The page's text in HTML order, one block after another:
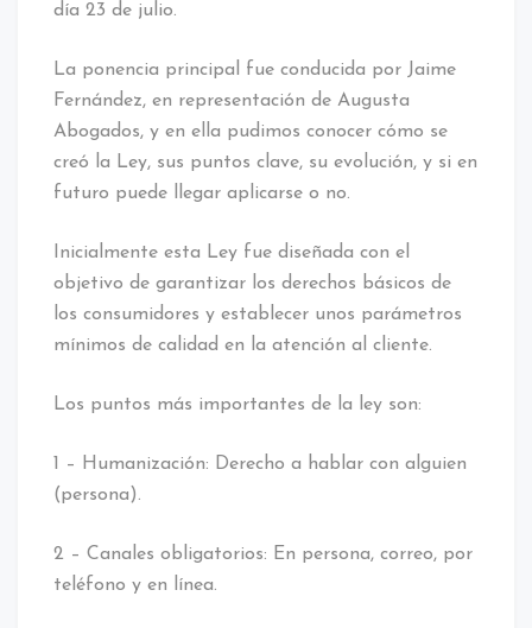
día 23 de julio.
La ponencia principal fue conducida por Jaime
Fernández, en representación de Augusta
Abogados, y en ella pudimos conocer cómo se
creó la Ley, sus puntos clave, su evolución, y si en
futuro puede llegar aplicarse o no.
Inicialmente esta Ley fue diseñada con el
objetivo de garantizar los derechos básicos de
los consumidores y establecer unos parámetros
mínimos de calidad en la atención al cliente.
Los puntos más importantes de la ley son:
1 – Humanización: Derecho a hablar con alguien
(persona).
2 – Canales obligatorios: En persona, correo, por
teléfono y en línea.